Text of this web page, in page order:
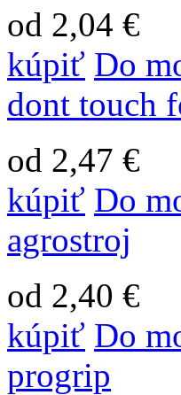
od 2,04 €
kúpiť Do
dont touch
od 2,47 €
kúpiť Do
agrostroj
od 2,40 €
kúpiť Do
progrip